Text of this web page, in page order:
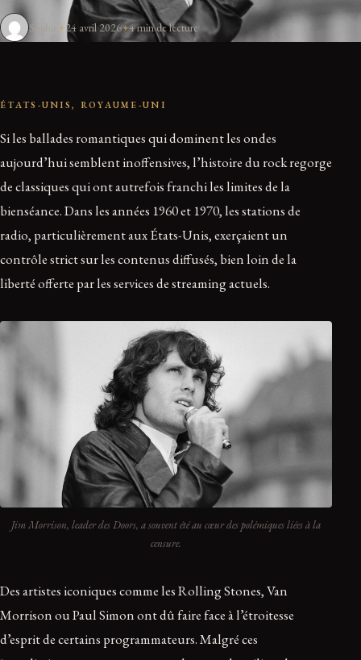
Sophie 24 avril 2026 4 min de lecture
ÉTATS-UNIS, ROYAUME-UNI
Si les ballades romantiques qui dominent les ondes
aujourd’hui semblent inoffensives, l’histoire du rock regorge
de classiques qui ont autrefois franchi les limites de la
bienséance. Dans les années 1960 et 1970, les stations de
radio, particulièrement aux États-Unis, exerçaient un
contrôle strict sur les contenus diffusés, bien loin de la
liberté offerte par les services de streaming actuels.
Jim Morrison, leader des Doors, a souvent été au cœur des polémiques liées à la
censure.
Des artistes iconiques comme les Rolling Stones, Van
Morrison ou Paul Simon ont dû faire face à l’étroitesse
d’esprit de certains programmateurs. Malgré ces